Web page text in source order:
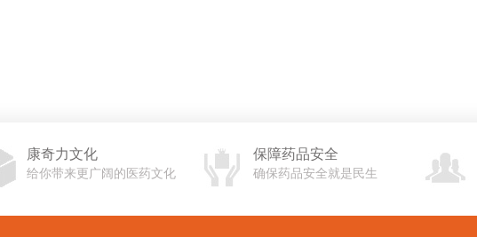
康奇力文化
给你带来更广阔的医药文化
保障药品安全
确保药品安全就是民生